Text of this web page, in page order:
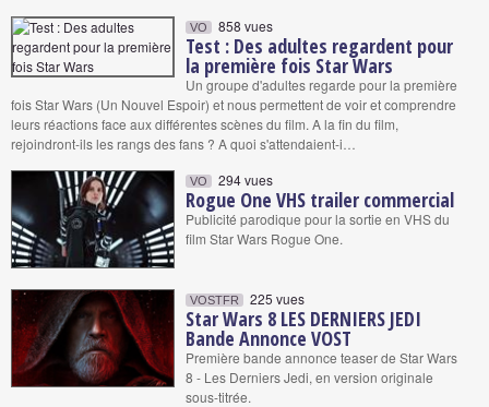
VO 858 vues
Test : Des adultes regardent pour
la première fois Star Wars
Un groupe d'adultes regarde pour la première
fois Star Wars (Un Nouvel Espoir) et nous permettent de voir et comprendre
leurs réactions face aux différentes scènes du film. A la fin du film,
rejoindront-ils les rangs des fans ? A quoi s'attendaient-i…
VO 294 vues
Rogue One VHS trailer commercial
Publicité parodique pour la sortie en VHS du
film Star Wars Rogue One.
VOSTFR 225 vues
Star Wars 8 LES DERNIERS JEDI
Bande Annonce VOST
Première bande annonce teaser de Star Wars
8 - Les Derniers Jedi, en version originale
sous-titrée.